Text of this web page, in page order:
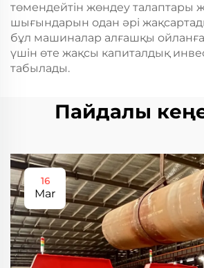
төмендейтін жөндеу талаптары
шығындарын одан әрі
бұл машиналар алғашқы
үшін өте жақсы капиталдық
табылады.
Пайдалы
16
Mar